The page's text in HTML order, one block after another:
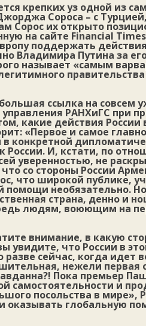
крепких уз одной из
Сороса – с
Сорос их открыто
на сайте Financial
поддержать
Владимира Путина за
называет «самым
ссылка на совсем
управления РАНХиГС при
какие действия
«Первое и самое
конкретной
России. И, кстати, по
уверенностью, не
со стороны России
что широкой публике,
помощи необязательно.
страна, денно и
людям, воюющим на
внимание, в какую
увидите, что России в
разве сейчас, когда идет
нежели первая
Пока премьер
самостоятельности и
посольства в мире»,
оказывать глобальную